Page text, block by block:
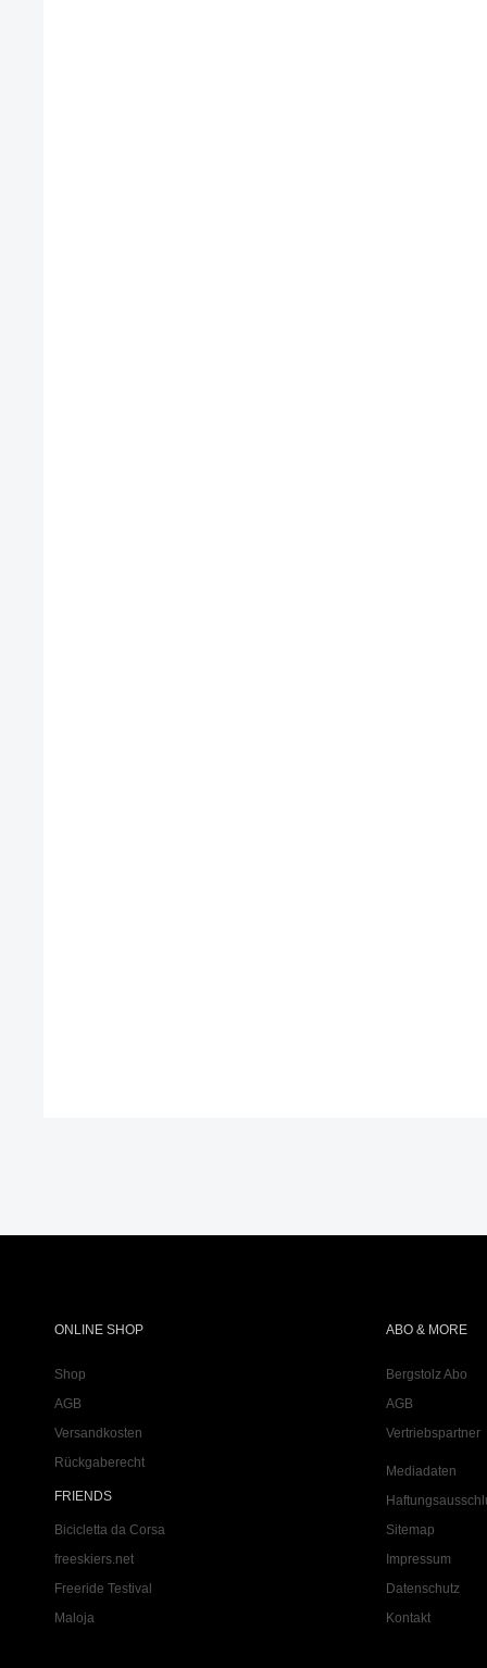
ONLINE SHOP
Shop
AGB
Versandkosten
Rückgaberecht
FRIENDS
Bicicletta da Corsa
freeskiers.net
Freeride Testival
Maloja
ABO & MORE
Bergstolz Abo
AGB
Vertriebspartner
Mediadaten
Sitemap
Impressum
Datenschutz
Kontakt